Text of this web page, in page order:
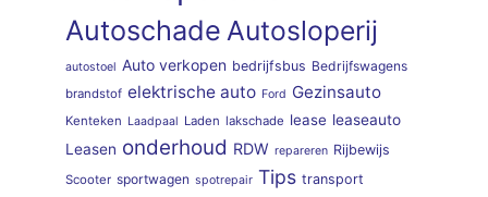
Autoschade Autosloperij
autostoel Auto verkopen bedrijfsbus Bedrijfswagens
brandstof elektrische auto Ford Gezinsauto
Kenteken Laadpaal Laden lakschade lease leaseauto
Leasen onderhoud RDW repareren Rijbewijs
Scooter sportwagen spotrepair Tips transport